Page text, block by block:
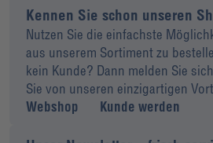
Kennen Sie schon unseren
Nutzen Sie die einfachste
aus unserem Sortiment zu
kein Kunde? Dann melden Sie
Sie von unseren einzigartigen
Webshop
Kunde werden